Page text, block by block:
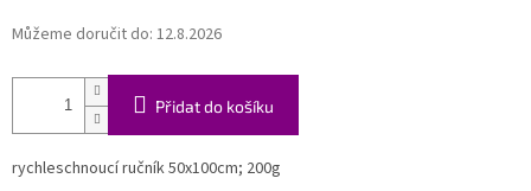
Můžeme doručit do: 12.8.2026
Přidat do košíku
rychleschnoucí ručník50x100cm; 200g